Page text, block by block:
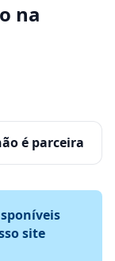
na
é parceira
site